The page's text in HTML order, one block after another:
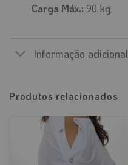
Carga Máx.: 90 kg
Informação adicional
Produtos relacionados